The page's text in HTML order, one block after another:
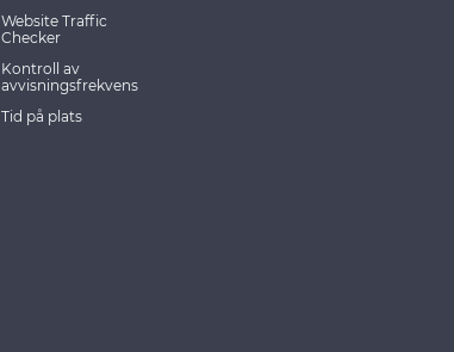
Website Traffic
Checker
Kontroll av
avvisningsfrekvens
Tid på plats